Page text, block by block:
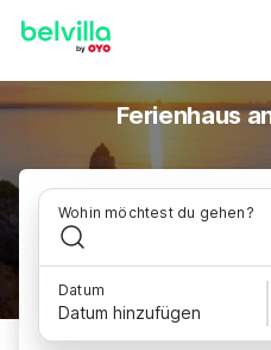
Ferienhaus
Wohin möchtest du gehen?
Datum
Datum hinzufügen